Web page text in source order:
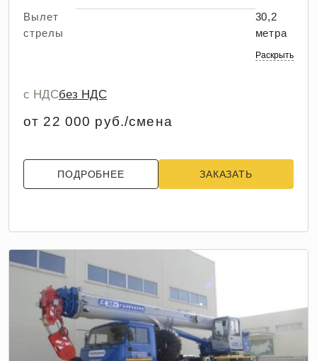
Вылет
стрелы
30,2
метра
Раскрыть
с НДСбез НДС
от 22 000 руб./смена
ПОДРОБНЕЕ ЗАКАЗАТЬ